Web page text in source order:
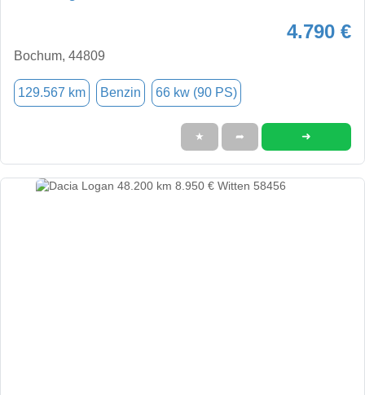
4.790 €
Bochum, 44809
129.567 km Benzin 66 kw (90 PS)
★ ➦ ➜